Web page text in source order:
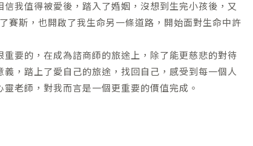
我值得被愛後，踏入了婚姻，沒想到生完小孩後，又
賽斯，也開啟了我生命另一條道路，開始面對生命中許
要的，在成為諮商師的旅途上，除了能更慈悲的對待
，踏上了愛自己的旅途，找回自己，感受到每一個人
老師，對我而言是一個更重要的價值完成。